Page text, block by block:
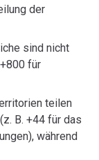
der
sind nicht
für
teilen
B. +44 für das
während